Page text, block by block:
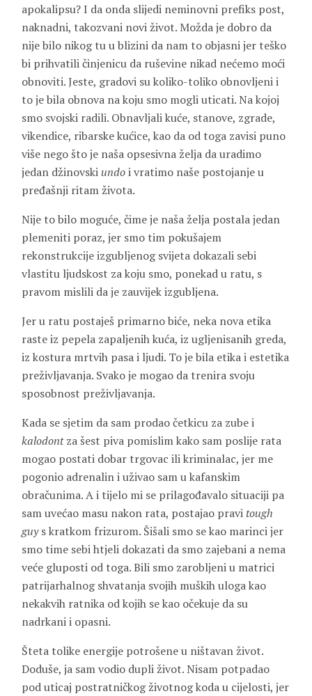
apokalipsu? I da onda slijedi neminovni prefiks post,
naknadni, takozvani novi život. Možda je dobro da
nije bilo nikog tu u blizini da nam to objasni jer teško
bi prihvatili činjenicu da ruševine nikad nećemo moći
obnoviti. Jeste, gradovi su koliko-toliko obnovljeni i
to je bila obnova na koju smo mogli uticati. Na kojoj
smo svojski radili. Obnavljali kuće, stanove, zgrade,
vikendice, ribarske kućice, kao da od toga zavisi puno
više nego što je naša opsesivna želja da uradimo
jedan džinovski undoi vratimo naše postojanje u
pređašnji ritam života.
Nije to bilo moguće, čime je naša želja postala jedan
plemeniti poraz, jer smo tim pokušajem
rekonstrukcije izgubljenog svijeta dokazali sebi
vlastitu ljudskost za koju smo, ponekad u ratu, s
pravom mislili da je zauvijek izgubljena.
Jer u ratu postaješ primarno biće, neka nova etika
raste iz pepela zapaljenih kuća, iz ugljenisanih greda,
iz kostura mrtvih pasa i ljudi. To je bila etika i estetika
preživljavanja. Svako je mogao da trenira svoju
sposobnost preživljavanja.
Kada se sjetim da sam prodao četkicu za zube i
kalodontza šest piva pomislim kako sam poslije rata
mogao postati dobar trgovac ili kriminalac, jer me
pogonio adrenalin i uživao sam u kafanskim
obračunima. A i tijelo mi se prilagođavalo situaciji pa
sam uvećao masu nakon rata, postajao pravi tough
guys kratkom frizurom. Šišali smo se kao marinci jer
smo time sebi htjeli dokazati da smo zajebani a nema
veće gluposti od toga. Bili smo zarobljeni u matrici
patrijarhalnog shvatanja svojih muških uloga kao
nekakvih ratnika od kojih se kao očekuje da su
nadrkani i opasni.
Šteta tolike energije potrošene u ništavan život.
Doduše, ja sam vodio dupli život. Nisam potpadao
pod uticaj postratničkog životnog koda u cijelosti, jer